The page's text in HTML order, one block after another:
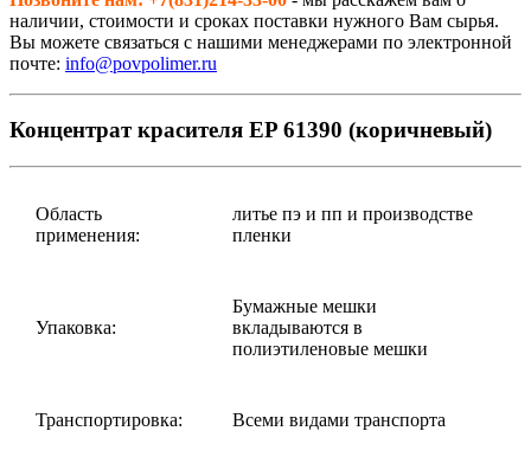
наличии, стоимости и сроках поставки нужного Вам сырья.
Вы можете связаться с нашими менеджерами по электронной
почте: info@povpolimer.ru
Концентрат красителя EP 61390 (коричневый)
Область
применения:
литье пэ и пп и производстве
пленки
Упаковка:
Бумажные мешки
вкладываются в
полиэтиленовые мешки
Транспортировка: Всеми видами транспорта